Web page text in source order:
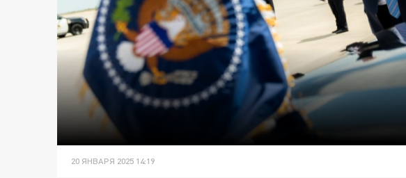
20 ЯНВАРЯ 2025 14:19